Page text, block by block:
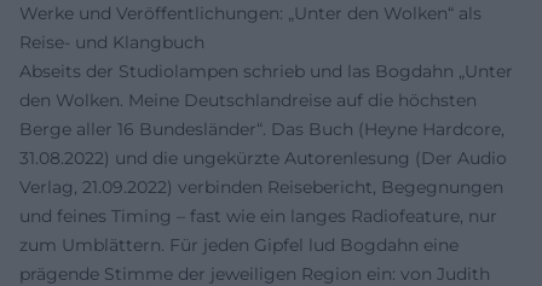
Werke und Veröffentlichungen: „Unter den Wolken“ als
Reise- und Klangbuch
Abseits der Studiolampen schrieb und las Bogdahn „Unter
den Wolken. Meine Deutschlandreise auf die höchsten
Berge aller 16 Bundesländer“. Das Buch (Heyne Hardcore,
31.08.2022) und die ungekürzte Autorenlesung (Der Audio
Verlag, 21.09.2022) verbinden Reisebericht, Begegnungen
und feines Timing – fast wie ein langes Radiofeature, nur
zum Umblättern. Für jeden Gipfel lud Bogdahn eine
prägende Stimme der jeweiligen Region ein: von Judith